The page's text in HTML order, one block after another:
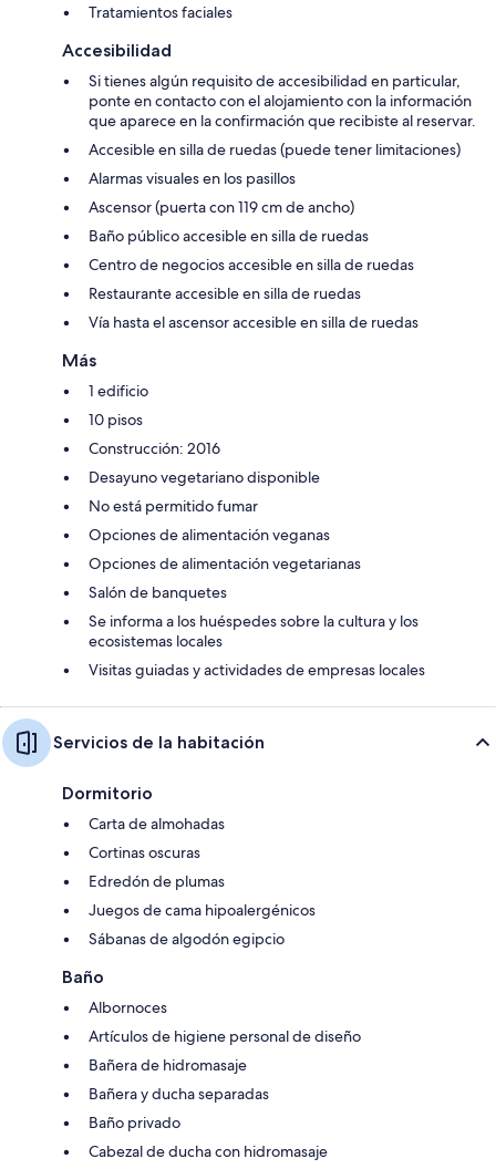
Tratamientos faciales
Accesibilidad
Si tienes algún requisito de accesibilidad en particular,
ponte en contacto con el alojamiento con la información
que aparece en la confirmación que recibiste al reservar.
Accesible en silla de ruedas (puede tener limitaciones)
Alarmas visuales en los pasillos
Ascensor (puerta con 119 cm de ancho)
Baño público accesible en silla de ruedas
Centro de negocios accesible en silla de ruedas
Restaurante accesible en silla de ruedas
Vía hasta el ascensor accesible en silla de ruedas
Más
1 edificio
10 pisos
Construcción: 2016
Desayuno vegetariano disponible
No está permitido fumar
Opciones de alimentación veganas
Opciones de alimentación vegetarianas
Salón de banquetes
Se informa a los huéspedes sobre la cultura y los
ecosistemas locales
Visitas guiadas y actividades de empresas locales
Servicios de la habitación
Dormitorio
Carta de almohadas
Cortinas oscuras
Edredón de plumas
Juegos de cama hipoalergénicos
Sábanas de algodón egipcio
Baño
Albornoces
Artículos de higiene personal de diseño
Bañera de hidromasaje
Bañera y ducha separadas
Baño privado
Cabezal de ducha con hidromasaje